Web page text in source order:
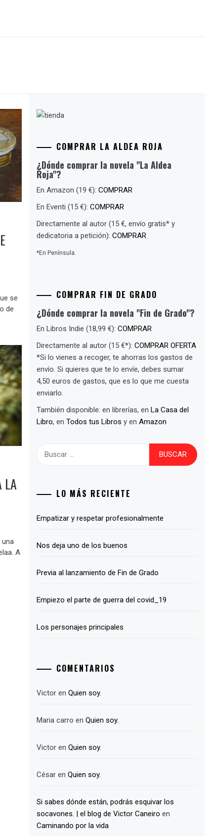
se
de
LA
una
A
COMPRAR LA ALDEA ROJA
¿Dónde comprar la novela "La Aldea
Roja"?
En Amazon (19 €):COMPRAR
En Eventi (15 €):COMPRAR
Directamente al autor (15 €, envío gratis* y
dedicatoria a petición):COMPRAR
*En Península.
COMPRAR FIN DE GRADO
¿Dónde comprar la novela "Fin de Grado"?
En Libros Indie (18,99 €):COMPRAR
Directamente al autor (15 €*):COMPRAR OFERTA
*Si lo vienes a recoger, te ahorras los gastos de
envío. Si quieres que te lo envíe, debes sumar
4,50 euros de gastos, que es lo que me cuesta
enviarlo.
También disponible: en librerías, enLa Casa del
Libro, enTodos tus Libros y enAmazon
LO MÁS RECIENTE
Empatizar y respetar profesionalmente
Nos deja uno de los buenos
Previa al lanzamiento de Fin de Grado
Empiezo el parte de guerra del covid_19
Los personajes principales
COMENTARIOS
Victor enQuien soy.
Maria carro enQuien soy.
Victor enQuien soy.
César enQuien soy.
Si sabes dónde están, podrás esquivar los
socavones. | el blog de Victor Caneiro en
Caminando por la vida